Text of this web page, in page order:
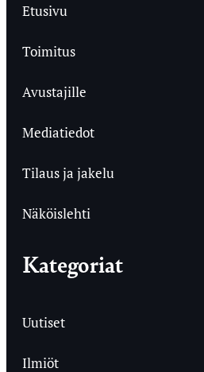
Etusivu
Toimitus
Avustajille
Mediatiedot
Tilaus ja jakelu
Näköislehti
Kategoriat
Uutiset
Ilmiöt